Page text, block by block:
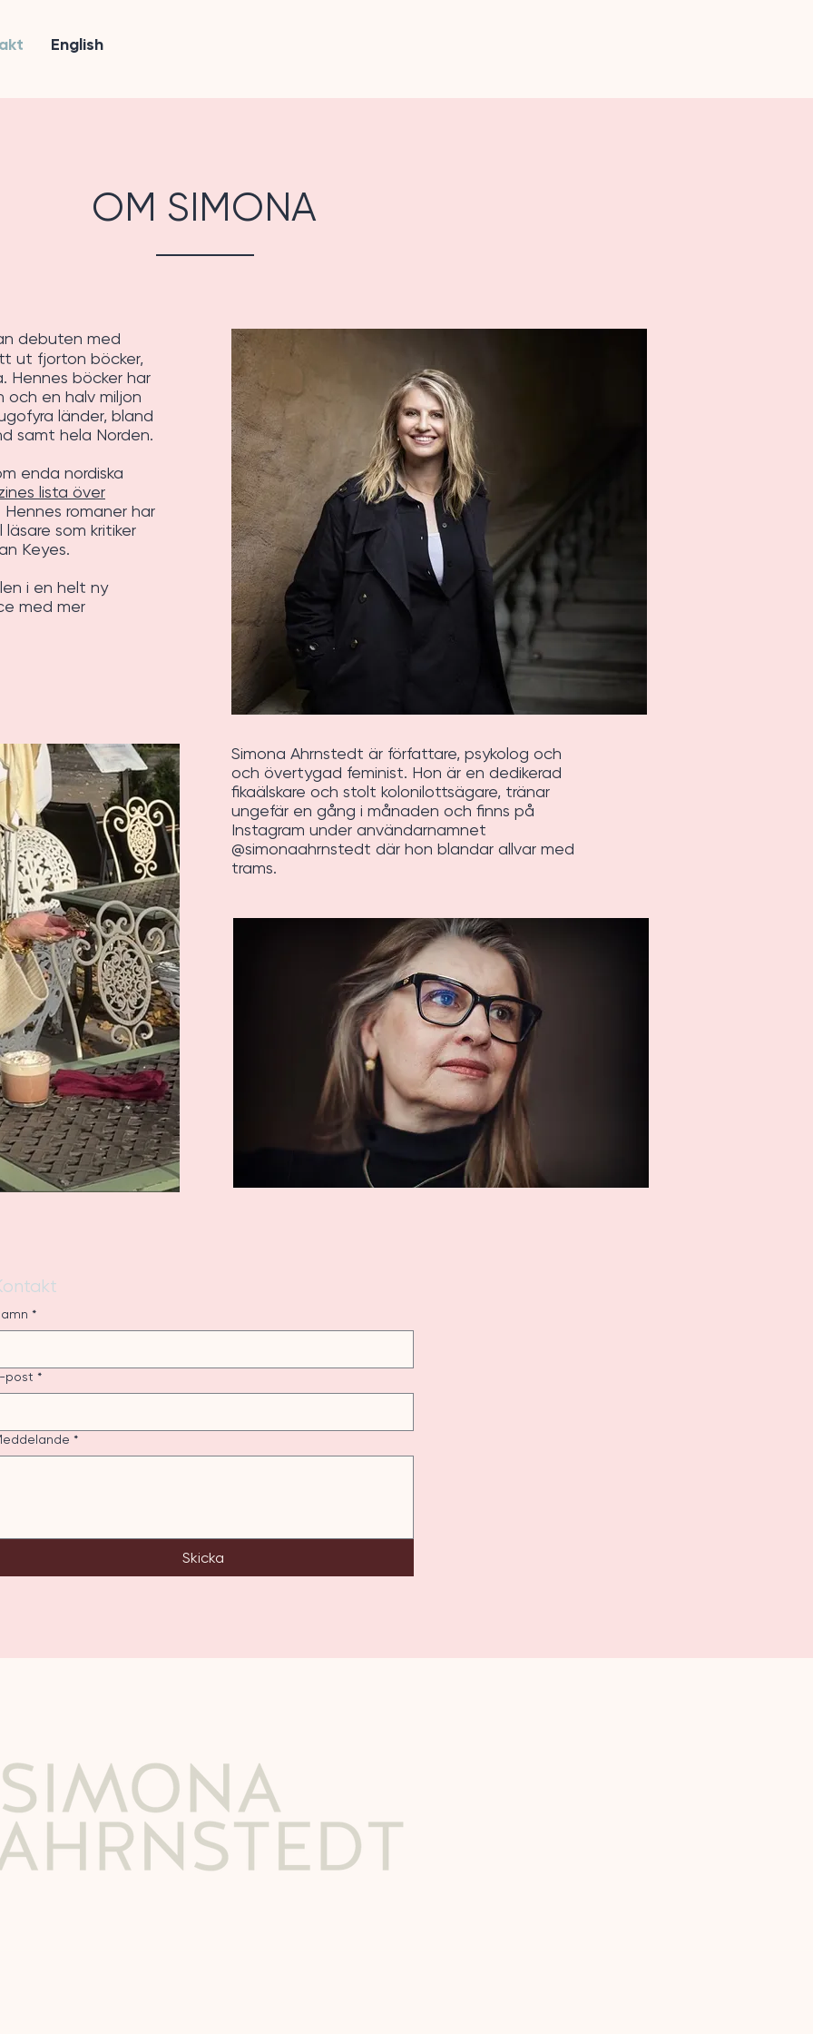
English
OM SIMONA
debuten med
ut fjorton böcker,
Hennes böcker har
och en halv miljon
länder, bland
samt hela Norden.
enda nordiska
lista över
Hennes romaner har
som kritiker
Keyes.
i en helt ny
med mer
Simona Ahrnstedt är författare, psykolog och
och övertygad feminist. Hon är en dedikerad
fikaälskare och stolt kolonilottsägare, tränar
ungefär en gång i månaden och finns på
Instagram under användarnamnet
@simonaahrnstedt där hon blandar allvar med
trams.
*
post *
*
Skicka